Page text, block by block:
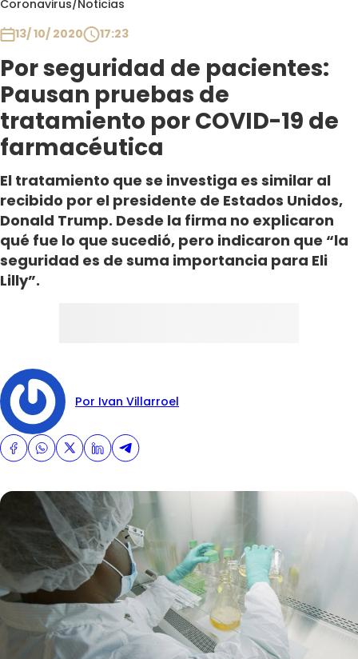
Coronavirus/Noticias
13/ 10/ 2020
17:23
Por seguridad de pacientes:
Pausan pruebas de
tratamiento por COVID-19 de
farmacéutica
El tratamiento que se investiga es similar al
recibido por el presidente de Estados Unidos,
Donald Trump. Desde la firma no explicaron
qué fue lo que sucedió, pero indicaron que “la
seguridad es de suma importancia para Eli
Lilly”.
Por Ivan Villarroel
Club De La Comedia
Contigo en Directo
Plan Perfecto
El Tiempo
Sabingo
Todos Los Programas